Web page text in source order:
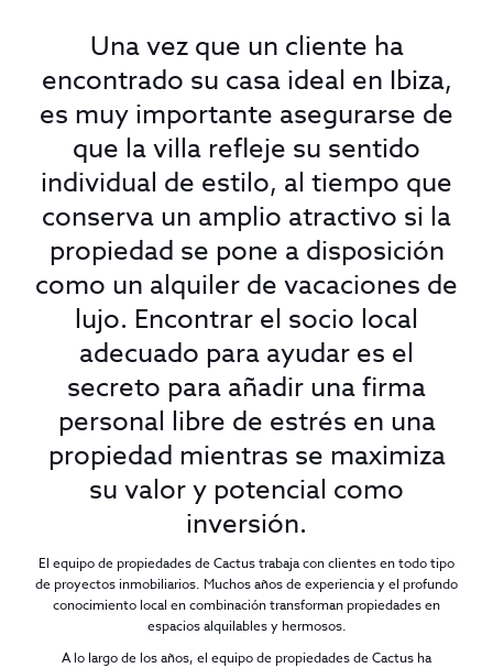
Una vez que un cliente ha
encontrado su casa ideal en Ibiza,
es muy importante asegurarse de
que la villa refleje su sentido
individual de estilo, al tiempo que
conserva un amplio atractivo si la
propiedad se pone a disposición
como un alquiler de vacaciones de
lujo. Encontrar el socio local
adecuado para ayudar es el
secreto para añadir una firma
personal libre de estrés en una
propiedad mientras se maximiza
su valor y potencial como
inversión.
El equipo de propiedades de Cactus trabaja con clientes en todo tipo
de proyectos inmobiliarios. Muchos años de experiencia y el profundo
conocimiento local en combinación transforman propiedades en
espacios alquilables y hermosos.
A lo largo de los años, el equipo de propiedades de Cactus ha